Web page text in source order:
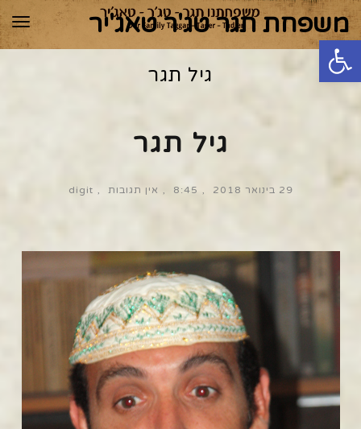
פתח סרגל נגישות
משפחת תגר טג'ר טאג'יר
גיל תגר
גיל תגר
29 בינואר 2018 8:45 אין תגובות digit